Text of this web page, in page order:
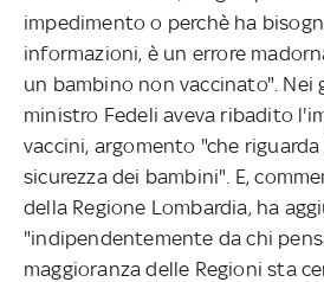
impedimento o perchè ha
informazioni, è un errore
un bambino non vaccinato". Nei
ministro Fedeli aveva ribadito
vaccini, argomento "che
sicurezza dei bambini". E,
della Regione Lombardia, ha
"indipendentemente da chi
maggioranza delle Regioni sta